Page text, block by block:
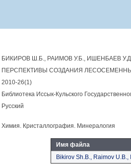
БИКИРОВ Ш.Б., РАИМОВ У.Б., ИШЕНБАЕВ
ПЕРСПЕКТИВЫ СОЗДАНИЯ
2010-26(1)
Библиотека Иссык-Кульского
Русский
Химия. Кристаллография. Минералогия
Имя файла
Bikirov Sh.B., Raimov